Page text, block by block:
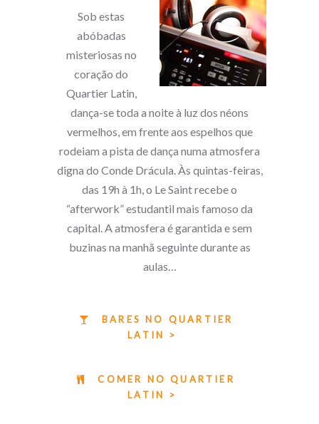
Sob estas
abóbadas
misteriosas no
coração do
Quartier Latin,
dança-se toda a noite à luz dos néons
vermelhos, em frente aos espelhos que
rodeiam a pista de dança numa atmosfera
digna do Conde Drácula. Às quintas-feiras,
das 19h à 1h, o Le Saint recebe o
“afterwork” estudantil mais famoso da
capital. A atmosfera é garantida e sem
buzinas na manhã seguinte durante as
aulas…
BARES NO QUARTIER
LATIN >
COMER NO QUARTIER
LATIN >